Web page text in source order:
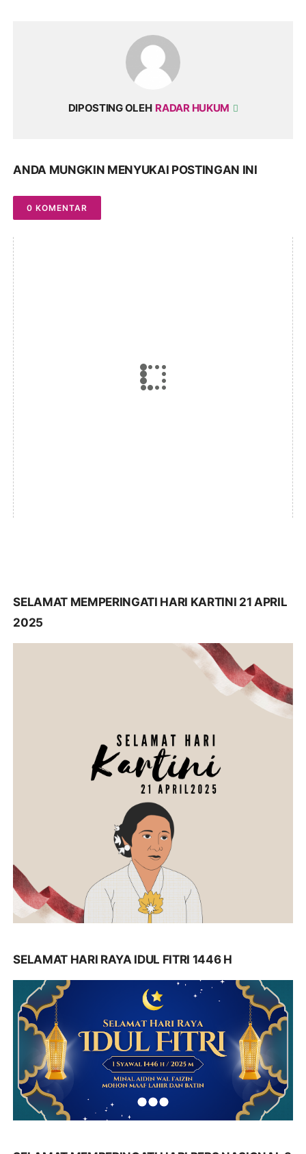
DIPOSTING OLEH RADAR HUKUM
ANDA MUNGKIN MENYUKAI POSTINGAN INI
0 KOMENTAR
SELAMAT MEMPERINGATI HARI KARTINI 21 APRIL
2025
SELAMAT HARI RAYA IDUL FITRI 1446 H